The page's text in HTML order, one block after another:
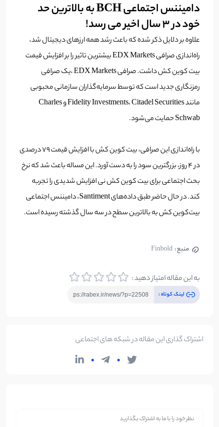
دامیننس اجتماعی BCH به بالاترین حد
خود در 3 سال اخیر می رسد!
علاوه بر دلایل ذکر شده که باعث رشد همه ارزهای دیجیتال شد،
راه‌اندازی صرافی EDX Markets بیشترین تاثیر را بر افزایش قیمت
بیت کوین کش داشت. صرافی EDX Markets ،یک صرافی
رمزنگاری جدید است که توسط سرمایه‌گذاران سازمانی محبوبی
مانند Fidelity Investments، Citadel Securities و Charles
Schwab حمایت می‌شود.
با راه‌اندازی این صرافی، بیت کوین کش با افزایش قیمت 79 درصدی
در 4 روز، بزرگترین سود را به دست آورد. این مساله باعث شد که نرخ
بحث اجتماعی برای بیت کوین کش نی افزایش شدیدی را تجربه
کند. در حال حاضر طبق داده‌های Santiment، دامیننس اجتماعی
بیت‌کوین کش به بالاترین سطح در سه سال گذشته رسیده است.
منبع : Finbold
به این مقاله امتیاز دهید :
لینک کوتاه :
اشتراک گذاری این مقاله در شبکه های اجتماعی